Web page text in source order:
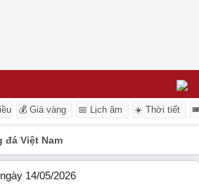
💰 Giá vàng 📅 Lịch âm ☀️ Thời tiết
đá Việt Nam
14/05/2026